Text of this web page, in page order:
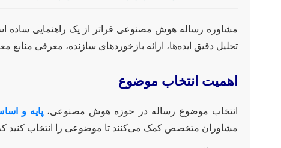
مشاوره رساله هوش مصنوعی فراتر از یک راهنمایی ساده
تحلیل دقیق ایده‌ها، ارائه بازخوردهای سازنده، معرفی
اهمیت انتخاب موضوع
انتخاب موضوع رساله در حوزه هوش مصنوعی، پایه و
مشاوران متخصص کمک می‌کنند تا موضوعی را انتخاب کنید